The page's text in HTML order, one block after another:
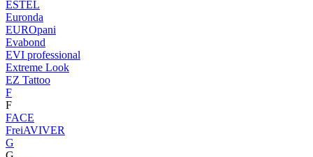
ESTEL
Euronda
EUROpani
Evabond
EVI professional
Extreme Look
EZ Tattoo
F
F
FACE
FreiAVIVER
G